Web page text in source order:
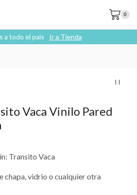
0
a todo el país Ir a Tienda
Vaca Vinilo Pared
Transito Vaca
chapa, vidrio o cualquier otra